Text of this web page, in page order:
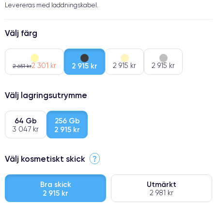
Levereras med laddningskabel.
Välj färg
2 651 kr2 301 kr 2 915 kr 2 915 kr 2 915 kr
Välj lagringsutrymme
64 Gb
3 047 kr
256 Gb
2 915 kr
Välj kosmetiskt skick ?
Bra skick
2 915 kr
Utmärkt
2 981 kr